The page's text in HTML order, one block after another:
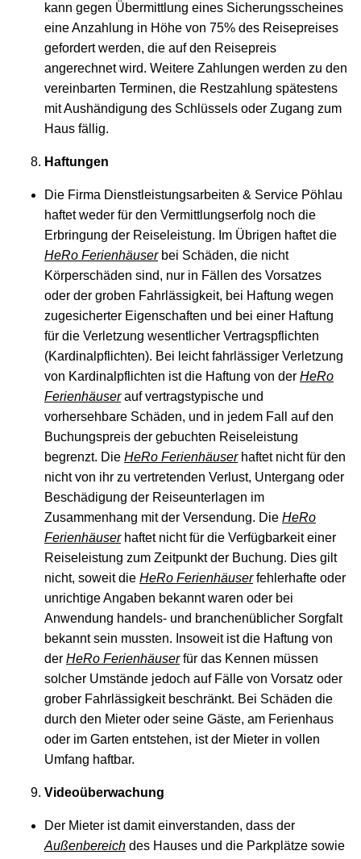
kann gegen Übermittlung eines Sicherungsscheines
eine Anzahlung in Höhe von 75% des Reisepreises
gefordert werden, die auf den Reisepreis
angerechnet wird. Weitere Zahlungen werden zu den
vereinbarten Terminen, die Restzahlung spätestens
mit Aushändigung des Schlüssels oder Zugang zum
Haus fällig.
Haftungen
Die Firma Dienstleistungsarbeiten & Service Pöhlau
haftet weder für den Vermittlungserfolg noch die
Erbringung der Reiseleistung. Im Übrigen haftet die
HeRo Ferienhäuserbei Schäden, die nicht
Körperschäden sind, nur in Fällen des Vorsatzes
oder der groben Fahrlässigkeit, bei Haftung wegen
zugesicherter Eigenschaften und bei einer Haftung
für die Verletzung wesentlicher Vertragspflichten
(Kardinalpflichten). Bei leicht fahrlässiger Verletzung
von Kardinalpflichten ist die Haftung von der HeRo
Ferienhäuserauf vertragstypische und
vorhersehbare Schäden, und in jedem Fall auf den
Buchungspreis der gebuchten Reiseleistung
begrenzt. Die HeRo Ferienhäuserhaftet nicht für den
nicht von ihr zu vertretenden Verlust, Untergang oder
Beschädigung der Reiseunterlagen im
Zusammenhang mit der Versendung. Die HeRo
Ferienhäuserhaftet nicht für die Verfügbarkeit einer
Reiseleistung zum Zeitpunkt der Buchung. Dies gilt
nicht, soweit die HeRo Ferienhäuserfehlerhafte oder
unrichtige Angaben bekannt waren oder bei
Anwendung handels- und branchenüblicher Sorgfalt
bekannt sein mussten. Insoweit ist die Haftung von
der HeRo Ferienhäuserfür das Kennen müssen
solcher Umstände jedoch auf Fälle von Vorsatz oder
grober Fahrlässigkeit beschränkt. Bei Schäden die
durch den Mieter oder seine Gäste, am Ferienhaus
oder im Garten entstehen, ist der Mieter in vollen
Umfang haftbar.
Videoüberwachung
Der Mieter ist damit einverstanden, dass der
Außenbereich des Hauses und die Parkplätze sowie